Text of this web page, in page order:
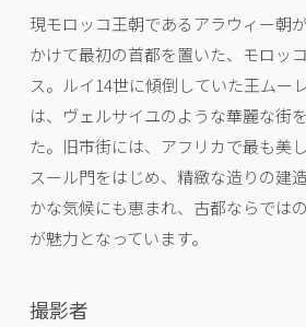
現モロッコ王朝であるアラウィー朝
かけて最初の首都を置いた、モロッ
ス。ルイ14世に傾倒していた王ムー
は、ヴェルサイユのような華麗な街
た。旧市街には、アフリカで最も美
スール門をはじめ、精緻な造りの建
かな気候にも恵まれ、古都ならでは
が魅力となっています。
撮影者